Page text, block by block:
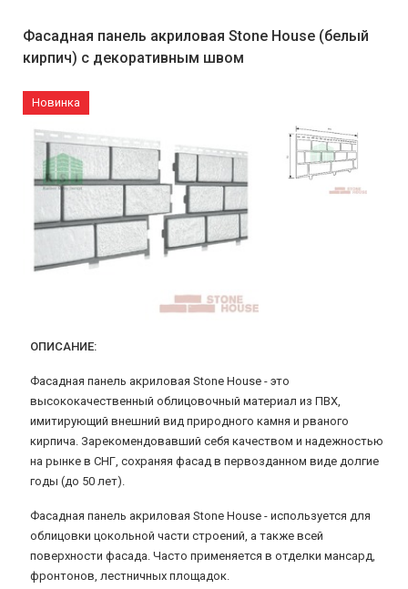
Фасадная панель акриловая Stone House (белый
кирпич) с декоративным швом
ОПИСАНИЕ:
Фасадная панель акриловая Stone House - это
высококачественный облицовочный материал из ПВХ,
имитирующий внешний вид природного камня и рваного
кирпича. Зарекомендовавший себя качеством и надежностью
на рынке в СНГ, сохраняя фасад в первозданном виде долгие
годы (до 50 лет).
Фасадная панель акриловая Stone House - используется для
облицовки цокольной части строений, а также всей
поверхности фасада. Часто применяется в отделки мансард,
фронтонов, лестничных площадок.